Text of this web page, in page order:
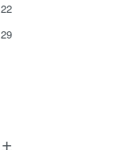
22
29
土